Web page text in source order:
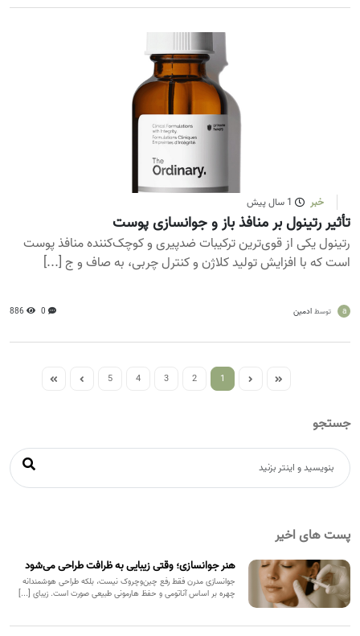
خبر 1 سال پیش
تأثیر رتینول بر منافذ باز و جوانسازی پوست
رتینول یکی از قوی‌ترین ترکیبات ضدپیری و کوچک‌کننده منافذ پوست
است که با افزایش تولید کلاژن و کنترل چربی، به صاف و ج [...]
a توسط ادمین 0
886
1
2
3
4
5
جستجو
پست های اخیر
هنر جوانسازی؛ وقتی زیبایی به ظرافت طراحی می‌شود
جوانسازی مدرن فقط رفع چین‌وچروک نیست، بلکه طراحی هوشمندانه
چهره بر اساس آناتومی و حفظ هارمونی طبیعی صورت است. زیبای [...]